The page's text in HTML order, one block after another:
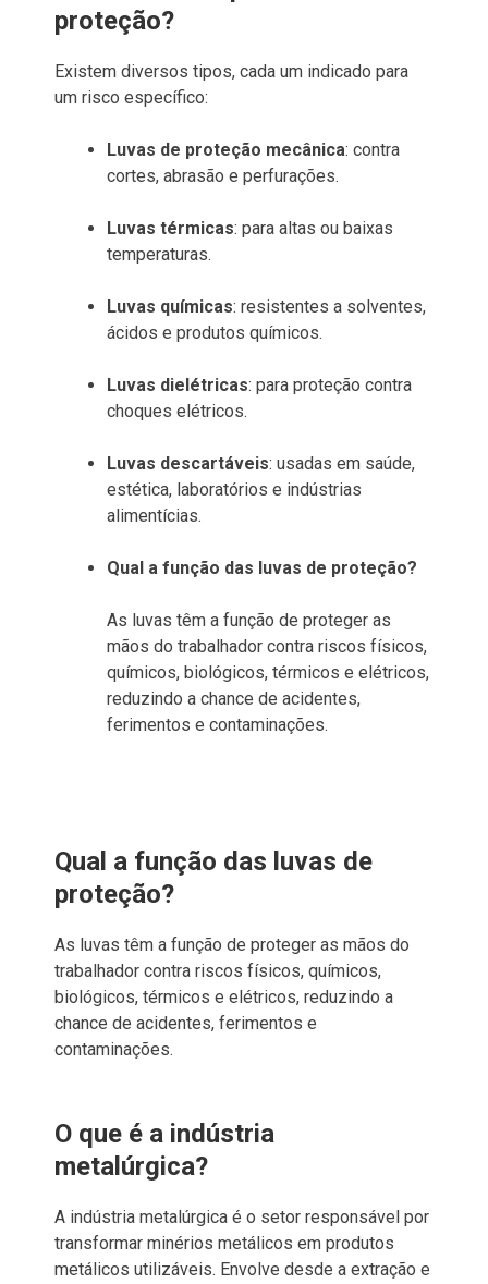
proteção?
Existem diversos tipos, cada um indicado para
um risco específico:
Luvas de proteção mecânica: contra
cortes, abrasão e perfurações.
Luvas térmicas: para altas ou baixas
temperaturas.
Luvas químicas: resistentes a solventes,
ácidos e produtos químicos.
Luvas dielétricas: para proteção contra
choques elétricos.
Luvas descartáveis: usadas em saúde,
estética, laboratórios e indústrias
alimentícias.
Qual a função das luvas de proteção?
As luvas têm a função de proteger as
mãos do trabalhador contra riscos físicos,
químicos, biológicos, térmicos e elétricos,
reduzindo a chance de acidentes,
ferimentos e contaminações.
Qual a função das luvas de
proteção?
As luvas têm a função de proteger as mãos do
trabalhador contra riscos físicos, químicos,
biológicos, térmicos e elétricos, reduzindo a
chance de acidentes, ferimentos e
contaminações.
O que é a indústria
metalúrgica?
A indústria metalúrgica é o setor responsável por
transformar minérios metálicos em produtos
metálicos utilizáveis. Envolve desde a extração e